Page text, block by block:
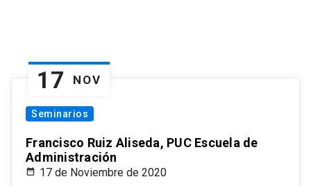
17 NOV
Seminarios
Francisco Ruiz Aliseda, PUC Escuela de
Administración
17 de Noviembre de 2020